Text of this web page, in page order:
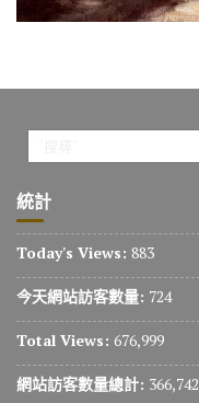
統計
Today's Views: 883
今天網站訪客數量: 724
Total Views: 676,999
網站訪客數量總計: 366,742